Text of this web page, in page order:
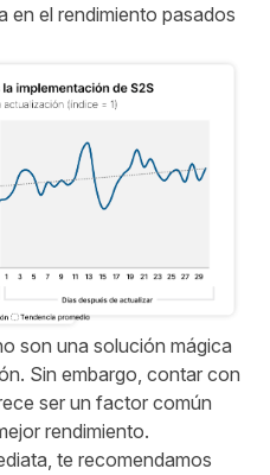
en el rendimiento pasados
son una solución mágica
Sin embargo, contar con
ser un factor común
rendimiento.
te recomendamos